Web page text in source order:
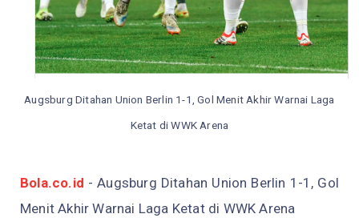
Augsburg Ditahan Union Berlin 1-1, Gol Menit Akhir Warnai Laga
Ketat di WWK Arena
Bola.co.id - Augsburg Ditahan Union Berlin 1-1, Gol
Menit Akhir Warnai Laga Ketat di WWK Arena